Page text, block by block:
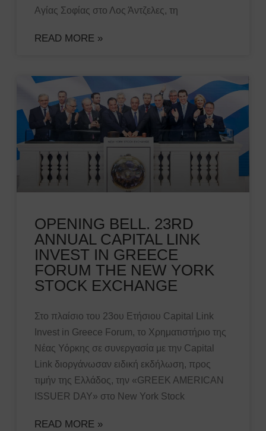
Αγίας Σοφίας στο Λος Άντζελες, τη
READ MORE »
OPENING BELL. 23RD
ANNUAL CAPITAL LINK
INVEST IN GREECE
FORUM THE NEW YORK
STOCK EXCHANGE
Στo πλαίσιο του 23ου Ετήσιου Capital Link
Invest in Greece Forum, το Χρηματιστήριο της
Νέας Υόρκης σε συνεργασία με την Capital
Link διοργάνωσαν ειδική εκδήλωση, προς
τιμήν της Ελλάδος, την «GREEK AMERICAN
ISSUER DAY» στο New York Stock
READ MORE »